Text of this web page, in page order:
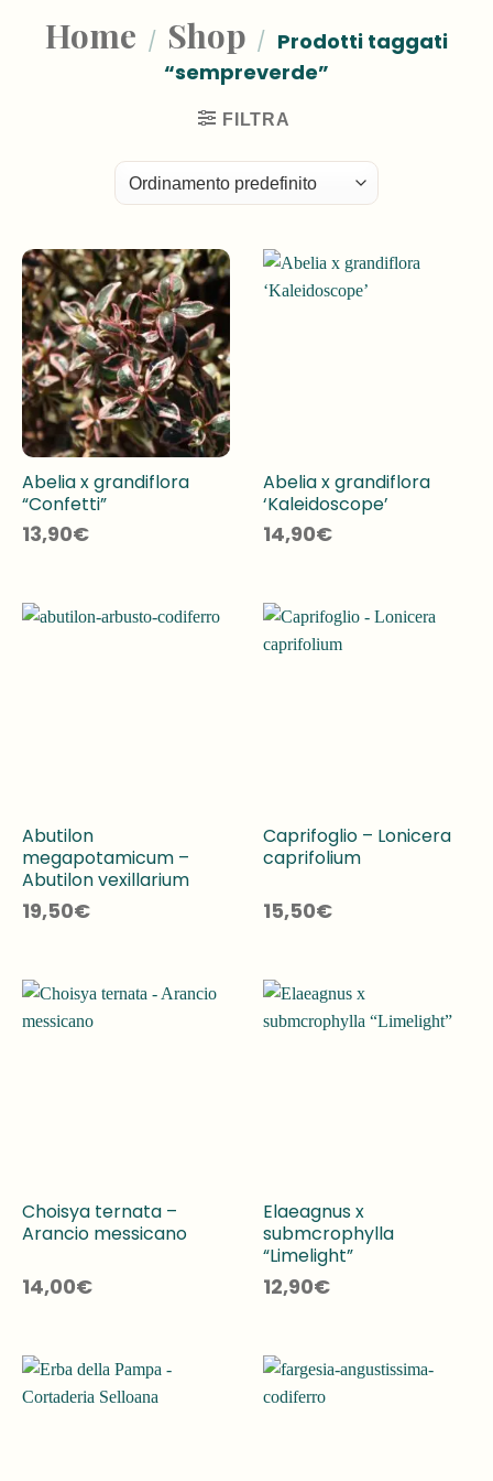
Home / Shop / Prodotti taggati
“sempreverde”
FILTRA
Abelia x grandiflora
“Confetti”
13,90€
Abelia x grandiflora
‘Kaleidoscope’
14,90€
Abutilon
megapotamicum –
Abutilon vexillarium
19,50€
Caprifoglio – Lonicera
caprifolium
15,50€
Choisya ternata –
Arancio messicano
14,00€
Elaeagnus x
submcrophylla
“Limelight”
12,90€